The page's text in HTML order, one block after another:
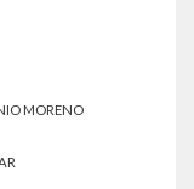
MORENO